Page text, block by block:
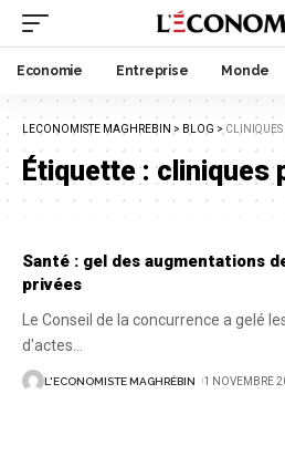
Economie Entreprise Monde
LECONOMISTE MAGHREBIN > BLOG > CLINIQUES
Étiquette :cliniques
Santé : gel des augmentations
privées
Le Conseil de la concurrence a gelé
d'actes
L'ECONOMISTE MAGHRÉBIN 1 NOVEMBRE